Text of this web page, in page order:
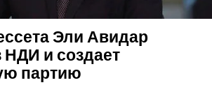
Эли Авидар
и создает
партию